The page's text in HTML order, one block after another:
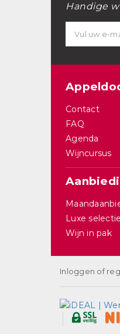
Handige
Contact
FAQ
Agenda
Wijncursus
Luxe selectie
Wijn in pak
Inloggen of